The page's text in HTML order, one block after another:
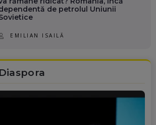
de petrolul Uniunii
EMILIAN ISAILĂ